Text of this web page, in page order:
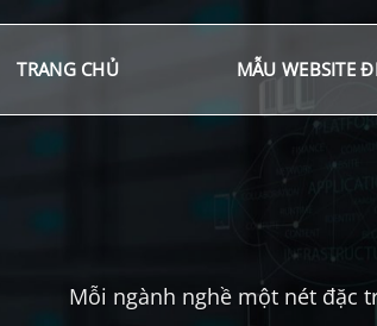
TRANG CHỦ MẪU WEBSITE
Mỗi ngành nghề một nét đặc